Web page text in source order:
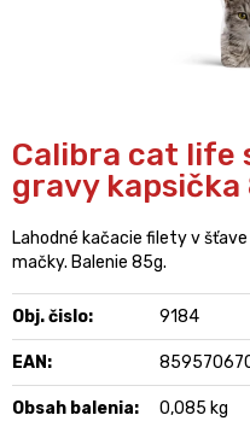
Calibra cat life
gravy kapsička
Lahodné kačacie filety v
mačky. Balenie 85g.
Obj. čislo: 9184
EAN:
Obsah balenia:
0,085 kg